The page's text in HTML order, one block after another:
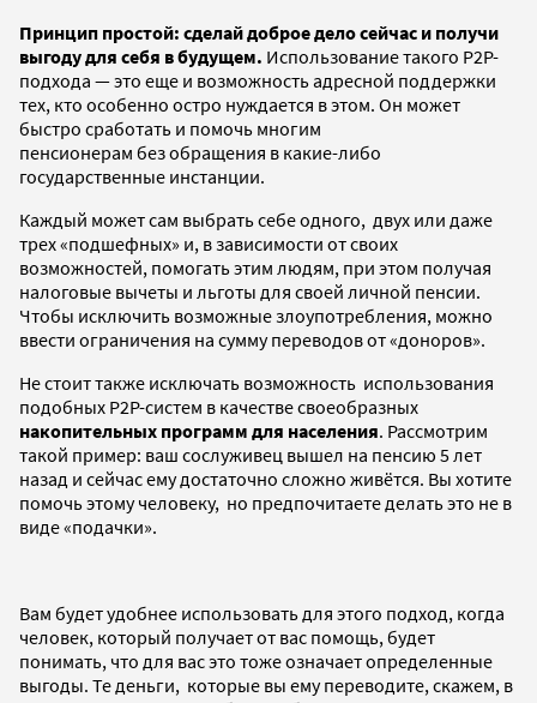
Принцип простой: сделай доброе дело сейчас и получи
выгоду для себя в будущем. Использование такого P2P-
подхода — это еще и возможность адресной поддержки
тех, кто особенно остро нуждается в этом. Он может
быстро сработать и помочь многим
пенсионерам без обращения в какие-либо
государственные инстанции.
Каждый может сам выбрать себе одного, двух или даже
трех «подшефных» и, в зависимости от своих
возможностей, помогать этим людям, при этом получая
налоговые вычеты и льготы для своей личной пенсии.
Чтобы исключить возможные злоупотребления, можно
ввести ограничения на сумму переводов от «доноров».
Не стоит также исключать возможность использования
подобных P2P-систем в качестве своеобразных
накопительных программ для населения. Рассмотрим
такой пример: ваш сослуживец вышел на пенсию 5 лет
назад и сейчас ему достаточно сложно живётся. Вы хотите
помочь этому человеку, но предпочитаете делать это не в
виде «подачки».
Вам будет удобнее использовать для этого подход, когда
человек, который получает от вас помощь, будет
понимать, что для вас это тоже означает определенные
выгоды. Те деньги, которые вы ему переводите, скажем, в